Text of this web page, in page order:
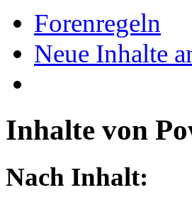
Forenregeln
Neue Inhalte
Inhalte von
Nach Inhalt: